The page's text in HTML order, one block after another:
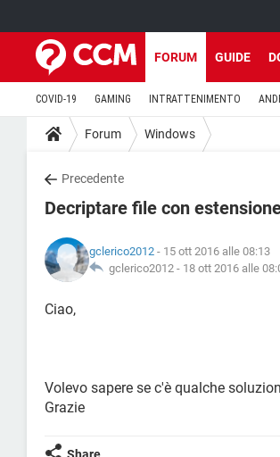
FORUM GUIDE
COVID-19 GAMING INTRATTENIMENTO
Forum Windows
Precedente
Decriptare file con
gclerico2012 - 15 ott 2016 alle 08:13
gclerico2012 - 18 ott 2016 alle
Ciao,
Volevo sapere se c'è qualche
Grazie